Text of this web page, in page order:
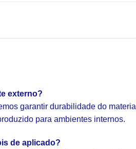
externo?
garantir durabilidade do material
para ambientes internos.
de aplicado?